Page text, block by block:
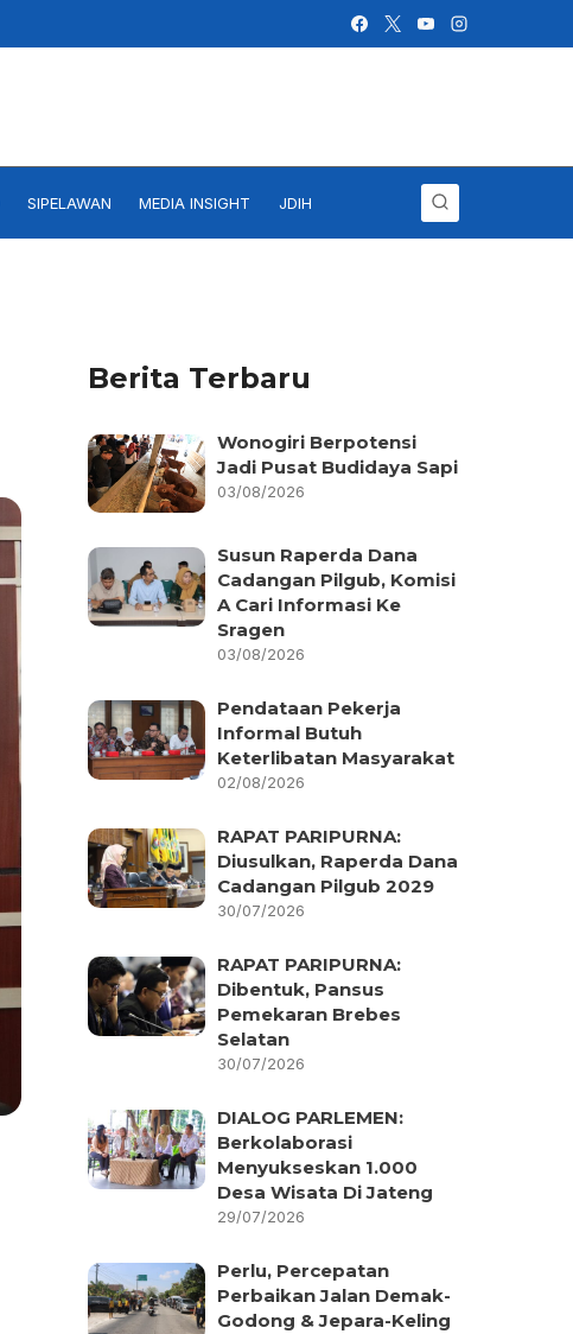
SIPELAWAN MEDIA INSIGHT JDIH
Berita Terbaru
Wonogiri Berpotensi
Jadi Pusat Budidaya Sapi
03/08/2026
Susun Raperda Dana
Cadangan Pilgub, Komisi
A Cari Informasi Ke
Sragen
03/08/2026
Pendataan Pekerja
Informal Butuh
Keterlibatan Masyarakat
02/08/2026
RAPAT PARIPURNA:
Diusulkan, Raperda Dana
Cadangan Pilgub 2029
30/07/2026
RAPAT PARIPURNA:
Dibentuk, Pansus
Pemekaran Brebes
Selatan
30/07/2026
DIALOG PARLEMEN:
Berkolaborasi
Menyukseskan 1.000
Desa Wisata Di Jateng
29/07/2026
Perlu, Percepatan
Perbaikan Jalan Demak-
Godong & Jepara-Keling